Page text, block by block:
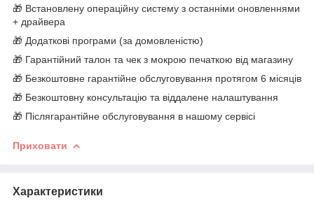
🎁 Встановлену операційну систему з останніми оновленнями
+ драйвера
🎁 Додаткові програми (за домовленістю)
🎁 Гарантійний талон та чек з мокрою печаткою від магазину
🎁 Безкоштовне гарантійне обслуговування протягом 6 місяців
🎁 Безкоштовну консультацію та віддалене налаштування
🎁 Післягарантійне обслуговування в нашому сервісі
Приховати
Характеристики